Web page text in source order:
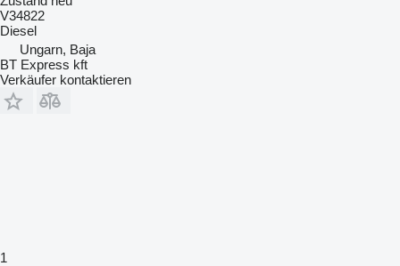
V34822
Diesel
Ungarn, Baja
BT Express kft
Verkäufer kontaktieren
1